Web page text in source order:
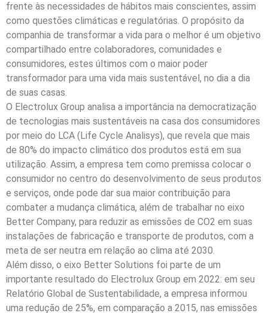
frente às necessidades de hábitos mais conscientes, assim
como questões climáticas e regulatórias. O propósito da
companhia de transformar a vida para o melhor é um objetivo
compartilhado entre colaboradores, comunidades e
consumidores, estes últimos com o maior poder
transformador para uma vida mais sustentável, no dia a dia
de suas casas.
O Electrolux Group analisa a importância na democratização
de tecnologias mais sustentáveis na casa dos consumidores
por meio do LCA (Life Cycle Analisys), que revela que mais
de 80% do impacto climático dos produtos está em sua
utilização. Assim, a empresa tem como premissa colocar o
consumidor no centro do desenvolvimento de seus produtos
e serviços, onde pode dar sua maior contribuição para
combater a mudança climática, além de trabalhar no eixo
Better Company, para reduzir as emissões de CO2 em suas
instalações de fabricação e transporte de produtos, com a
meta de ser neutra em relação ao clima até 2030.
Além disso, o eixo Better Solutions foi parte de um
importante resultado do Electrolux Group em 2022: em seu
Relatório Global de Sustentabilidade, a empresa informou
uma redução de 25%, em comparação a 2015, nas emissões